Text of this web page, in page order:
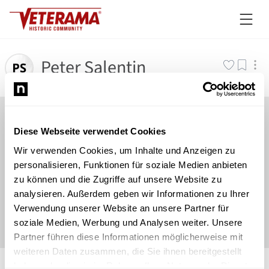
Diese Webseite verwendet Cookies
Wir verwenden Cookies, um Inhalte und Anzeigen zu
personalisieren, Funktionen für soziale Medien anbieten
zu können und die Zugriffe auf unsere Website zu
analysieren. Außerdem geben wir Informationen zu Ihrer
Verwendung unserer Website an unsere Partner für
soziale Medien, Werbung und Analysen weiter. Unsere
Partner führen diese Informationen möglicherweise mit
weiteren Daten zusammen, die Sie ihnen bereitgestellt
Peter Salentin
©Newsload /System